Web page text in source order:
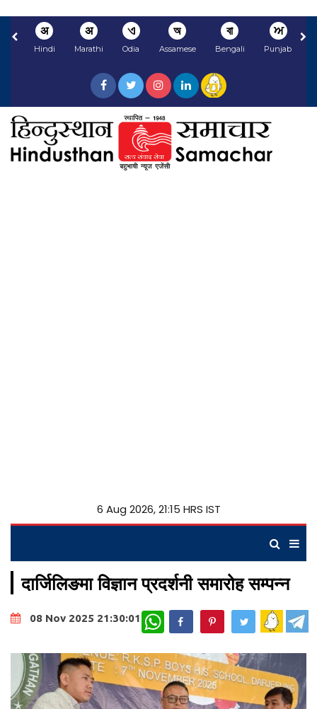
अ
Hindi
अ
Marathi
ଏ
Odia
অ
Assamese
বা
Bengali
ਅ
Punjabi
6 Aug 2026, 21:15 HRS IST
दार्जिलिङमा विज्ञान प्रदर्शनी समारोह सम्पन्न
08 Nov 2025 21:30:01 WhatsApp